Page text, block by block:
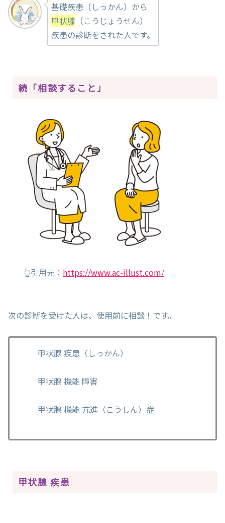
基礎疾患（しっかん）から
甲状腺 （こうじょうせん）
疾患の診断をされた人です。
続「相談すること」
👆引用元： https://www.ac-illust.com/
次の診断を受けた人は、使用前に相談！です。
甲状腺 疾患（しっかん）
甲状腺 機能 障害
甲状腺 機能 亢進（こうしん）症
甲状腺 疾患